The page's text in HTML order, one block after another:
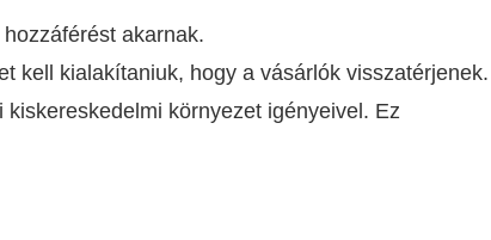
akarnak.
kell kialakítaniuk, hogy a vásárlók visszatérjenek.
környezet igényeivel. Ez